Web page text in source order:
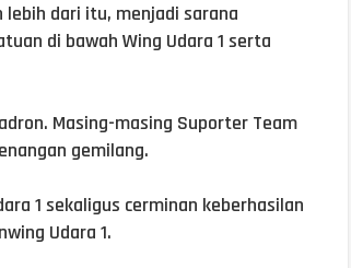
lebih dari itu, menjadi sarana
di bawah Wing Udara 1 serta
Masing-masing Suporter Team
gemilang.
1 sekaligus cerminan keberhasilan
Udara 1.